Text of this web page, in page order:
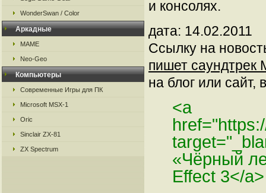
WonderSwan / Color
Аркадные
MAME
Neo-Geo
Компьютеры
Современные Игры для ПК
Microsoft MSX-1
Oric
Sinclair ZX-81
ZX Spectrum
и консолях.
дата: 14.02.2011
Ссылку на
пишет саундтрек
на блог или сайт,
<a
«Чёрный
Effect 3</a>